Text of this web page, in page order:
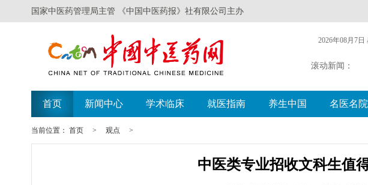
国家中医药管理局主管 《中国中医药报》社有限公司主办
2026年08月7日
滚动新闻：
首页 新闻中心 学术临床 就医指南 养生中国 名医名
当前位置： 首页 > 观点 >
中医类专业招收文科生值